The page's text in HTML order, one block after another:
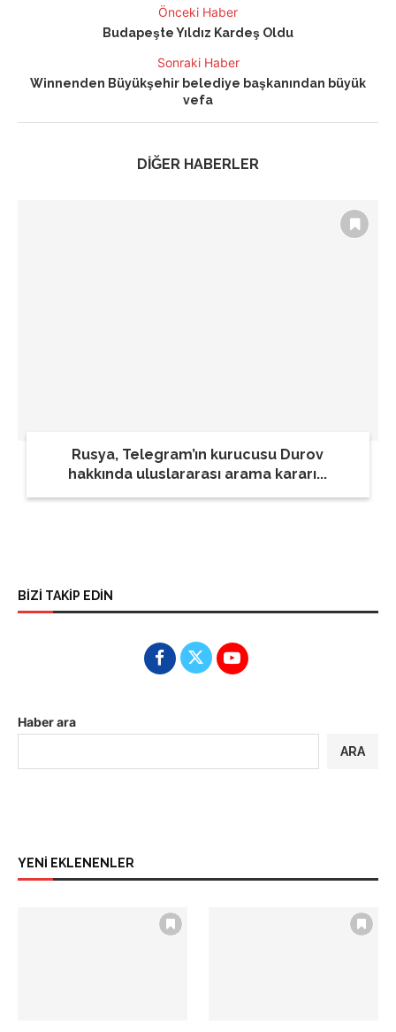
Önceki Haber
Budapeşte Yıldız Kardeş Oldu
Sonraki Haber
Winnenden Büyükşehir belediye başkanından büyük
vefa
DİĞER HABERLER
Rusya, Telegram’ın kurucusu Durov
hakkında uluslararası arama kararı...
BİZİ TAKİP EDİN
Haber ara
ARA
YENİ EKLENENLER